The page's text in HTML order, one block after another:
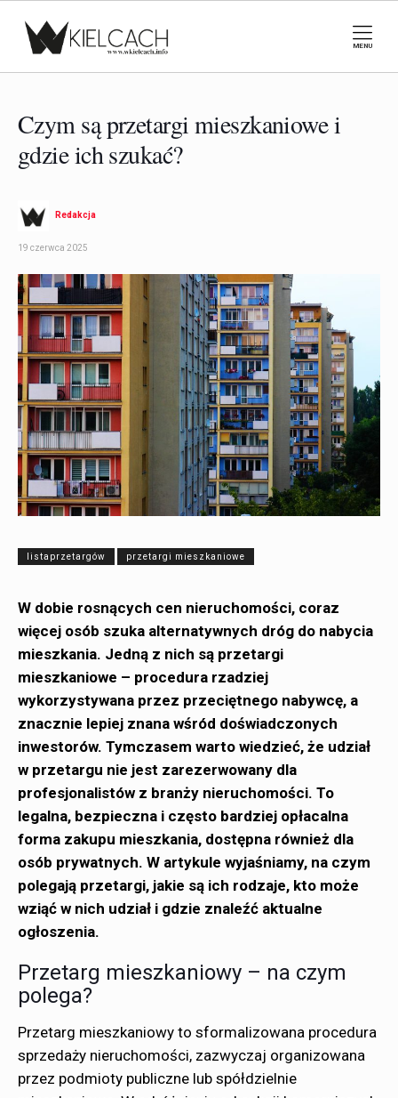
MENU
Czym są przetargi mieszkaniowe i
gdzie ich szukać?
Redakcja
19 czerwca 2025
listaprzetargów przetargi mieszkaniowe
W dobie rosnących cen nieruchomości, coraz
więcej osób szuka alternatywnych dróg do nabycia
mieszkania. Jedną z nich są przetargi
mieszkaniowe – procedura rzadziej
wykorzystywana przez przeciętnego nabywcę, a
znacznie lepiej znana wśród doświadczonych
inwestorów. Tymczasem warto wiedzieć, że udział
w przetargu nie jest zarezerwowany dla
profesjonalistów z branży nieruchomości. To
legalna, bezpieczna i często bardziej opłacalna
forma zakupu mieszkania, dostępna również dla
osób prywatnych. W artykule wyjaśniamy, na czym
polegają przetargi, jakie są ich rodzaje, kto może
wziąć w nich udział i gdzie znaleźć aktualne
ogłoszenia.
Przetarg mieszkaniowy – na czym
polega?
Przetarg mieszkaniowy to sformalizowana procedura
sprzedaży nieruchomości, zazwyczaj organizowana
przez podmioty publiczne lub spółdzielnie